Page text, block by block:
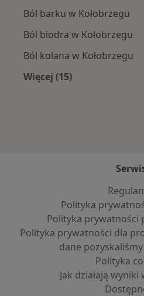
Ból barku w Kołobrzegu
Ból biodra w Kołobrzegu
Ból kolana w Kołobrzegu
Więcej (15)
Polityka
Polityka prywatności
Polityka prywatności dla
dane
Polityka
Jak działają